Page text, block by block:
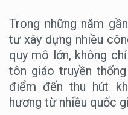
Trong những năm
tư xây dựng nhiều
quy mô lớn, không
tôn giáo truyền
điểm đến thu hút
hương từ nhiều quốc